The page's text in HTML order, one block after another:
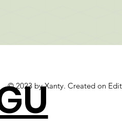
© 2023 by Xanty. Created on